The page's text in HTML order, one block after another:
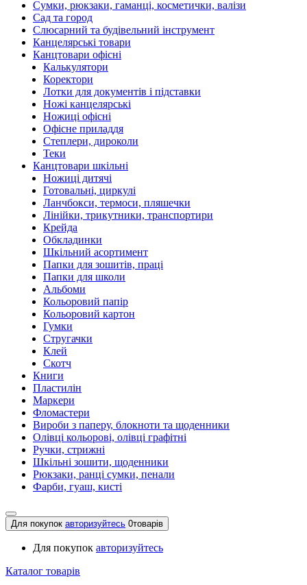
Сумки, рюкзаки, гаманці, косметички, валізи
Сад та город
Слюсарний та будівельний інструмент
Канцелярські товари
Канцтовари офісні
Калькулятори
Коректори
Лотки для документів і підставки
Ножі канцелярські
Ножиці офісні
Офісне приладдя
Степлери, дироколи
Теки
Канцтовари шкільні
Ножиці дитячі
Готовальні, циркулі
Ланчбокси, термоси, пляшечки
Лінійки, трикутники, транспортири
Крейда
Обкладинки
Шкільний асортимент
Папки для зошитів, праці
Папки для школи
Альбоми
Кольоровий папір
Кольоровий картон
Гумки
Стругачки
Клей
Скотч
Книги
Пластилін
Маркери
Фломастери
Вироби з паперу, блокноти та щоденники
Олівці кольорові, олівці графітні
Ручки, стрижні
Шкільні зошити, щоденники
Рюкзаки, ранці сумки, пенали
Фарби, гуаш, кисті
Для покупок авторизуйтесь 0товарів
Для покупок авторизуйтесь
Каталог товарів